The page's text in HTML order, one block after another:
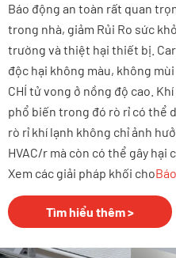
Báo động an toàn rất quan
trong nhà, giảm Rủi Ro sức
trường và thiệt hại thiết bị.
độc hại không màu, không
CHÍ tử vong ở nồng độ cao.
phổ biến trong đó rò rỉ có thể
rò rỉ khí lạnh không chỉ ảnh
HVAC/r mà còn có thể gây hại
Xem các giải pháp khối cho
Tìm hiểu thêm >